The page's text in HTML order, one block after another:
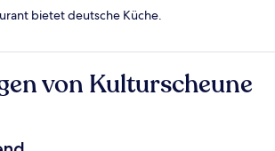
bietet deutsche Küche.
von Kulturscheune